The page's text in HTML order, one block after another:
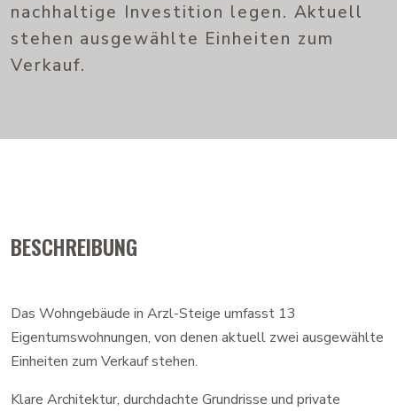
nachhaltige Investition legen. Aktuell
stehen ausgewählte Einheiten zum
Verkauf.
BESCHREIBUNG
Das Wohngebäude in Arzl-Steige umfasst 13
Eigentumswohnungen, von denen aktuell zwei ausgewählte
Einheiten zum Verkauf stehen.
Klare Architektur, durchdachte Grundrisse und private